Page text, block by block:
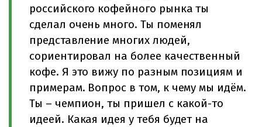
российского кофейного рынка ты
сделал очень много. Ты поменял
представление многих людей,
сориентировал на более качественный
кофе. Я это вижу по разным позициям и
примерам. Вопрос в том, к чему мы идём.
Ты – чемпион, ты пришел с какой-то
идеей. Какая идея у тебя будет на